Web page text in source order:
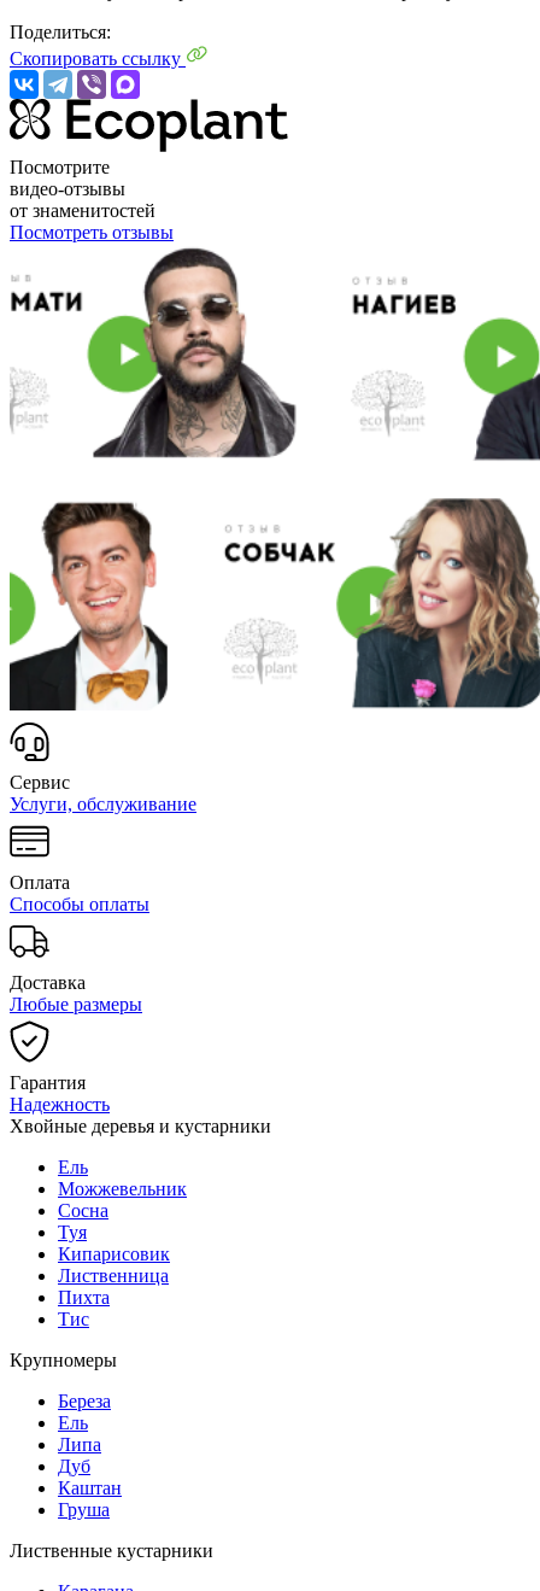
Поделиться:
Скопировать ссылку
Посмотрите
видео-отзывы
от знаменитостей
Посмотреть отзывы
Сервис
Услуги, обслуживание
Оплата
Способы оплаты
Доставка
Любые размеры
Гарантия
Надежность
Хвойные деревья и кустарники
Ель
Можжевельник
Сосна
Туя
Кипарисовик
Лиственница
Пихта
Тис
Крупномеры
Береза
Ель
Липа
Дуб
Каштан
Груша
Лиственные кустарники